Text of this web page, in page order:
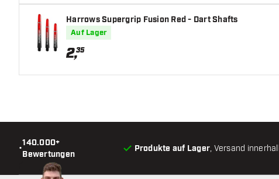
Harrows Supergrip Fusion Red - Dart Shafts
Auf Lager
2,35
•
140.000+
Bewertungen
Produkte auf Lager, Versand